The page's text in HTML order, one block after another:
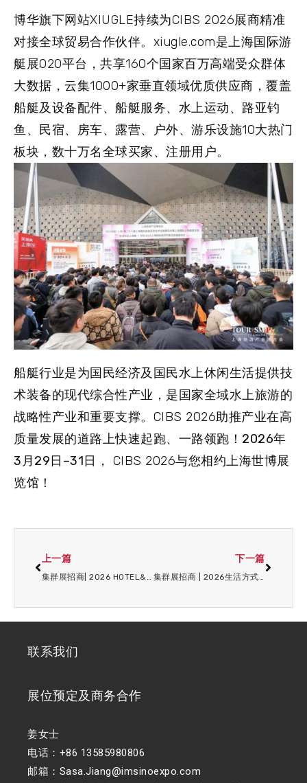
博华旗下网站XIUGLE持续为CIBS 2026展商精准
对接全球贸易合作伙伴。xiugle.com是上海国际游
艇展O2O平台，共享160个国家百万高端受众群体
大数据，云集1000+家垂直领域优质供应商，覆盖
船艇及设备配件、船艇服务、水上运动、路亚钓
鱼、民宿、房车、露营、户外、游乐设施10大热门
板块，数十万名全球买家、注册用户。
船艇行业是为国民经济及国民水上休闲生活提供技
术装备的现代综合性产业，是国家全域水上旅游的
战略性产业和重要支撑。CIBS 2026助推产业在高
质量发展的道路上快速起跑、一路领跑！ 2026年
3 月 29日 –31日 ， CIBS 2026与您相约上海世博展
览馆 ！
上一篇
集群展招商| 2026 HOTEL&SHOP PLUS上海展重磅开售!
下一篇
集群展招商 | 2026生活方式上海秀招商启动!洞察产业发展新趋势
联系我们
展位预定及商务合作
姜女士
电话：+86 13585980806
邮箱：Sasa.Jiang@imsinoexpo.com